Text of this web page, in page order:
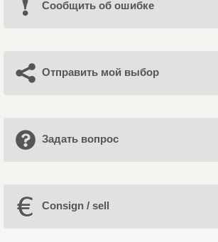
Cообщить об ошибке
Отправить мой выбор
Задать вопрос
Consign / sell